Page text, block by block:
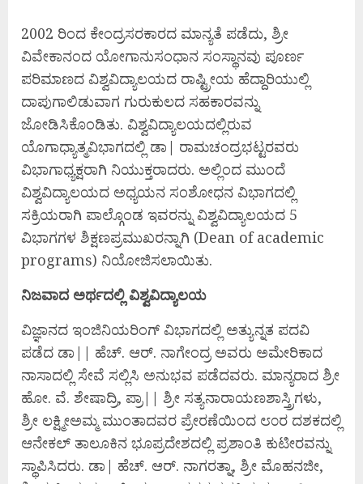
2002 ರಿಂದ ಕೇಂದ್ರಸರಕಾರದ ಮಾನ್ಯತೆ ಪಡೆದು, ಶ್ರೀ
ವಿವೇಕಾನಂದ ಯೋಗಾನುಸಂಧಾನ ಸಂಸ್ಥಾನವು ಪೂರ್ಣ
ಪರಿಮಾಣದ ವಿಶ್ವವಿದ್ಯಾಲಯದ ರಾಷ್ಟ್ರೀಯ ಹೆದ್ದಾರಿಯುಲ್ಲಿ
ದಾಪುಗಾಲಿಡುವಾಗ ಗುರುಕುಲದ ಸಹಕಾರವನ್ನು
ಜೋಡಿಸಿಕೊಂಡಿತು. ವಿಶ್ವವಿದ್ಯಾಲಯದಲ್ಲಿರುವ
ಯೊಗಾಧ್ಯಾತ್ಮವಿಭಾಗದಲ್ಲಿ ಡಾ| ರಾಮಚಂದ್ರಭಟ್ಟರವರು
ವಿಭಾಗಾಧ್ಯಕ್ಷರಾಗಿ ನಿಯುಕ್ತರಾದರು. ಅಲ್ಲಿಂದ ಮುಂದೆ
ವಿಶ್ವವಿದ್ಯಾಲಯದ ಅಧ್ಯಯನ ಸಂಶೋಧನ ವಿಭಾಗದಲ್ಲಿ
ಸಕ್ರಿಯರಾಗಿ ಪಾಲ್ಗೊಂಡ ಇವರನ್ನು ವಿಶ್ವವಿದ್ಯಾಲಯದ 5
ವಿಭಾಗಗಳ ಶಿಕ್ಷಣಪ್ರಮುಖರನ್ನಾಗಿ (Dean of academic
programs) ನಿಯೋಜಿಸಲಾಯಿತು.
ನಿಜವಾದ ಅರ್ಥದಲ್ಲಿ ವಿಶ್ವವಿದ್ಯಾಲಯ
ವಿಜ್ಞಾನದ ಇಂಜಿನಿಯರಿಂಗ್ ವಿಭಾಗದಲ್ಲಿ ಅತ್ಯುನ್ನತ ಪದವಿ
ಪಡೆದ ಡಾ|| ಹೆಚ್. ಆರ್. ನಾಗೇಂದ್ರ ಅವರು ಅಮೇರಿಕಾದ
ನಾಸಾದಲ್ಲಿ ಸೇವೆ ಸಲ್ಲಿಸಿ ಅನುಭವ ಪಡೆದವರು. ಮಾನ್ಯರಾದ ಶ್ರೀ
ಹೋ. ವೆ. ಶೇಷಾದ್ರಿ, ಪ್ರಾ|| ಶ್ರೀ ಸತ್ಯನಾರಾಯಣಶಾಸ್ತ್ರಿಗಳು,
ಶ್ರೀ ಲಕ್ಷ್ಮೀಅಮ್ಮ ಮುಂತಾದವರ ಪ್ರೇರಣೆಯಿಂದ ೮೦ರ ದಶಕದಲ್ಲಿ
ಆನೇಕಲ್ ತಾಲೂಕಿನ ಭೂಪ್ರದೇಶದಲ್ಲಿ ಪ್ರಶಾಂತಿ ಕುಟೀರವನ್ನು
ಸ್ಥಾಪಿಸಿದರು. ಡಾ| ಹೆಚ್. ಆರ್. ನಾಗರತ್ನಾ, ಶ್ರೀ ಮೊಹನಜೀ,